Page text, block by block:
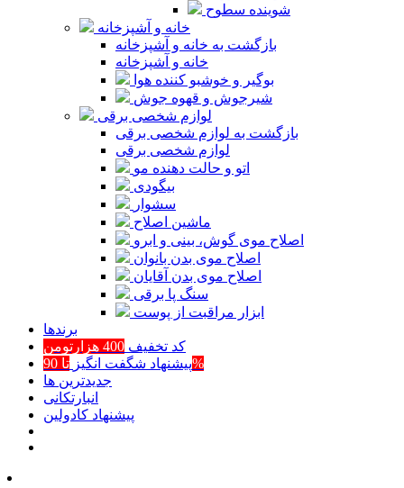
شوینده سطوح
خانه و آشپزخانه
بازگشت به خانه و آشپزخانه
خانه و آشپزخانه
بوگیر و خوشبو کننده هوا
شیرجوش و قهوه جوش
لوازم شخصی برقی
بازگشت به لوازم شخصی برقی
لوازم شخصی برقی
اتو و حالت دهنده مو
بیگودی
سشوار
ماشین اصلاح
اصلاح موی گوش، بینی و ابرو
اصلاح موی بدن بانوان
اصلاح موی بدن آقایان
سنگ پا برقی
ابزار مراقبت از پوست
برند‌ها
کد تخفیف 400 هزارتومن
پیشنهاد شگفت انگیزتا 90%
جدیدترین ها
انبارتکانی
پیشنهاد کادولین